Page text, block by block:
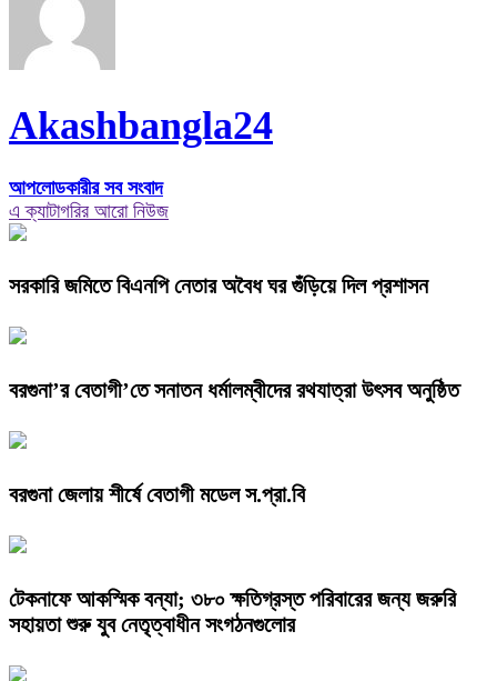
Akashbangla24
আপলোডকারীর সব সংবাদ
এ ক্যাটাগরির আরো নিউজ
সরকারি জমিতে বিএনপি নেতার অবৈধ ঘর গুঁড়িয়ে দিল প্রশাসন
বরগুনা’র বেতাগী’তে সনাতন ধর্মালম্বীদের রথযাত্রা উৎসব অনুষ্ঠিত
বরগুনা জেলায় শীর্ষে বেতাগী মডেল স.প্রা.বি
টেকনাফে আকস্মিক বন্যা; ৩৮০ ক্ষতিগ্রস্ত পরিবারের জন্য জরুরি
সহায়তা শুরু যুব নেতৃত্বাধীন সংগঠনগুলোর